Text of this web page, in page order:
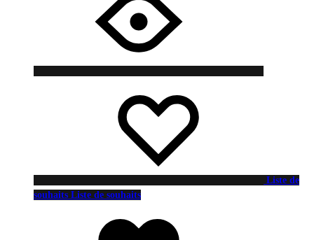
Liste de
souhaits Liste de souhaits